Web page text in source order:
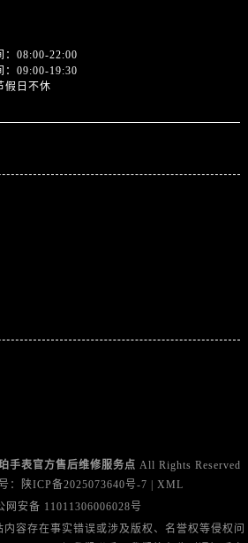
广东省江门市蓬江区广场西路宝珀售后服务中心（需提前预约）
广西壮族自治区北海市海城区北京路宝珀售后服务中心（需提前预约）
：08:00-22:00
：09:00-19:30
假日不休
手表官方售后维修服务点 All Rights Reserved
：
陕ICP备2025073640号-7 | XML
网安备 11011306006028号
容存在事实错误或涉及版权、名誉权等侵权问